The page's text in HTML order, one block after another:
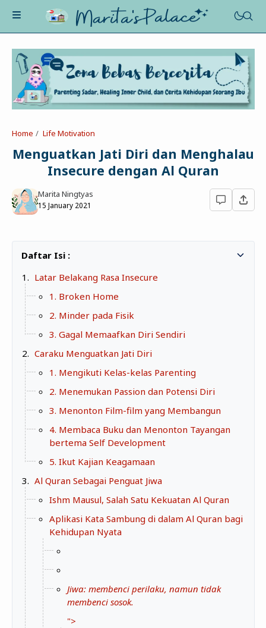
About Me
Contact
Asah-Asih-Asuh
Life Motivation
Profil
Tips
Celotehku
Poe-Fict
Beauty&Fashion
Health
Jalan&Jajan
TeknOto
Soal Uang
Sudut Rumah
Blog&Write
Ngobrolin Film
Home Life Motivation
Menguatkan Jati Diri dan Menghalau
Insecure dengan Al Quran
Marita Ningtyas
15 January 2021
Latar Belakang Rasa Insecure
1. Broken Home
2. Minder pada Fisik
3. Gagal Memaafkan Diri Sendiri
Caraku Menguatkan Jati Diri
1. Mengikuti Kelas-kelas Parenting
2. Menemukan Passion dan Potensi Diri
3. Menonton Film-film yang Membangun
4. Membaca Buku dan Menonton Tayangan
bertema Self Development
5. Ikut Kajian Keagamaan
Al Quran Sebagai Penguat Jiwa
Ishm Mausul, Salah Satu Kekuatan Al Quran
Aplikasi Kata Sambung di dalam Al Quran bagi
Kehidupan Nyata
Jiwa: membenci perilaku, namun tidak
membenci sosok.
">